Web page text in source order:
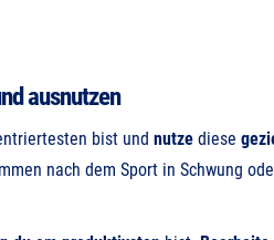
ausnutzen
bist und nutze diese
nach dem Sport in Schwung